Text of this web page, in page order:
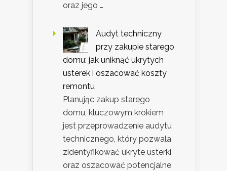
oraz jego …
Audyt techniczny
przy zakupie starego
domu: jak uniknąć ukrytych
usterek i oszacować koszty
remontu
Planując zakup starego
domu, kluczowym krokiem
jest przeprowadzenie audytu
technicznego, który pozwala
zidentyfikować ukryte usterki
oraz oszacować potencjalne